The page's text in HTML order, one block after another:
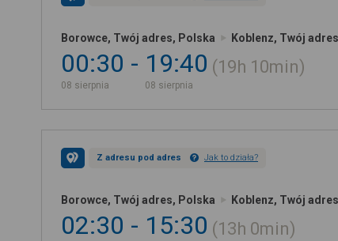
Borowce, Twój adres, Polska Koblenz, Twój
00:30
08 sierpnia
19:40
08 sierpnia
19h 10min
Z adresu pod adres Jak to działa?
Borowce, Twój adres, Polska Koblenz, Twój
02:30 15:30 13h 0min